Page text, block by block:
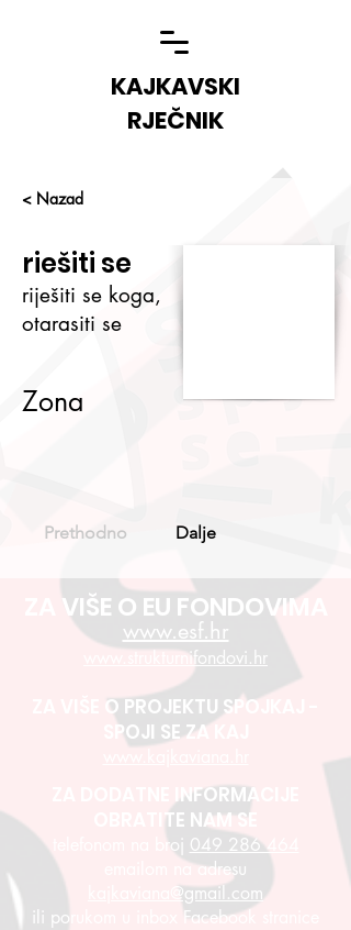
KAJKAVSKI
RJEČNIK
< Nazad
riešiti se
riješiti se koga,
otarasiti se
Zona
Prethodno Dalje
ZA VIŠE O EU FONDOVIMA
www.esf.hr
www.strukturnifondovi.hr
ZA VIŠE O PROJEKTU SPOJKAJ -
SPOJI SE ZA KAJ
ZA DODATNE INFORMACIJE
OBRATITE NAM SE
telefonom na broj 049 286 464
emailom na adresu
kajkaviana@gmail.com
ili porukom u inbox Facebook stranice